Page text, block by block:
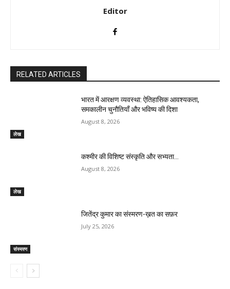
Editor
RELATED ARTICLES
लेख
भारत में आरक्षण व्यवस्था: ऐतिहासिक आवश्यकता,
समकालीन चुनौतियाँ और भविष्य की दिशा
August 8, 2026
लेख
कश्मीर की विशिष्ट संस्कृति और सभ्यता…
August 8, 2026
संस्मरण
जितेंद्र कुमार का संस्मरण-ख़त का सफ़र
July 25, 2026